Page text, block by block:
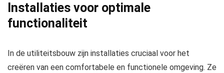
Installaties voor optimale
functionaliteit
In de utiliteitsbouw zijn installaties cruciaal voor het
creëren van een comfortabele en functionele omgeving. Ze